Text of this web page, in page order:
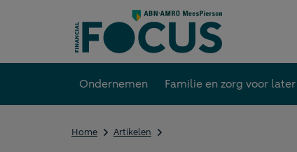
Ondernemen Familie en zorg voor later
Home Artikelen